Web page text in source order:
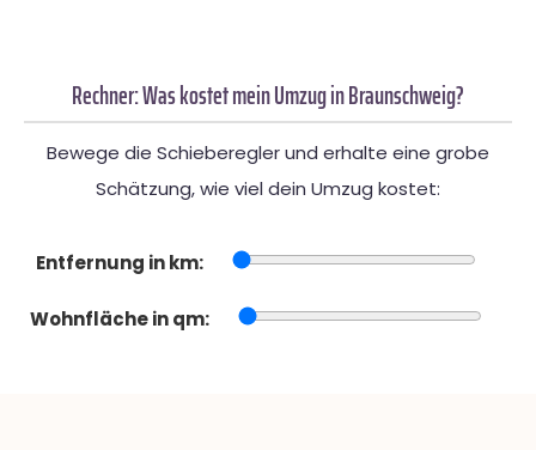
Rechner: Was kostet mein Umzug in Braunschweig?
Bewege die Schieberegler und erhalte eine grobe
Schätzung, wie viel dein Umzug kostet:
Entfernung in km:
Wohnfläche in qm: